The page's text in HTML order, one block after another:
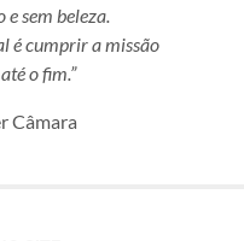
e sem beleza.
é cumprir a missão
o fim.”
Câmara